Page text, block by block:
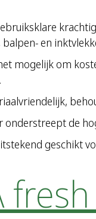
en
mogelijk om
onderstreept de
geschikt